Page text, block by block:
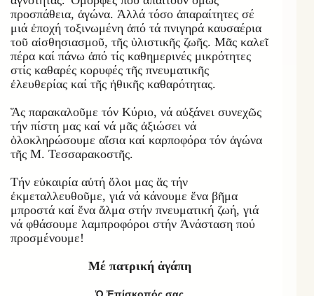
προσπάθεια, ἀγώνα. Ἀλλά τόσο ἀπαραίτητες σέ
μιά ἐποχή τοξινωμένη ἀπό τά πνιγηρά καυσαέρια
τοῦ αἰσθησιασμοῦ, τῆς ὑλιστικῆς ζωῆς. Μᾶς καλεῖ
πέρα καί πάνω ἀπό τίς καθημερινές μικρότητες
στίς καθαρές κορυφές τῆς πνευματικῆς
ἐλευθερίας καί τῆς ἠθικῆς καθαρότητας.
Ἅς παρακαλοῦμε τόν Κύριο, νά αὐξάνει συνεχῶς
τήν πίστη μας καί νά μᾶς ἀξιώσει νά
ὁλοκληρώσουμε αἴσια καί καρποφόρα τόν ἀγώνα
τῆς Μ. Τεσσαρακοστῆς.
Τήν εὐκαιρία αὐτή ὅλοι μας ἅς τήν
ἐκμεταλλευθοῦμε, γιά νά κάνουμε ἕνα βῆμα
μπροστά καί ἕνα ἅλμα στήν πνευματική ζωή, γιά
νά φθάσουμε λαμπροφόροι στήν Ἀνάσταση πού
προσμένουμε!
Μέ πατρική ἀγάπη